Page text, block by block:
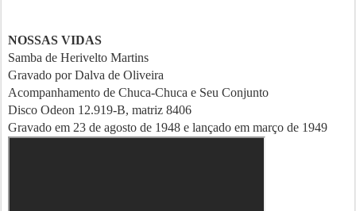
NOSSAS VIDAS
Samba de Herivelto Martins
Gravado por Dalva de Oliveira
Acompanhamento de Chuca-Chuca e Seu Conjunto
Disco Odeon 12.919-B, matriz 8406
Gravado em 23 de agosto de 1948 e lançado em março de 1949